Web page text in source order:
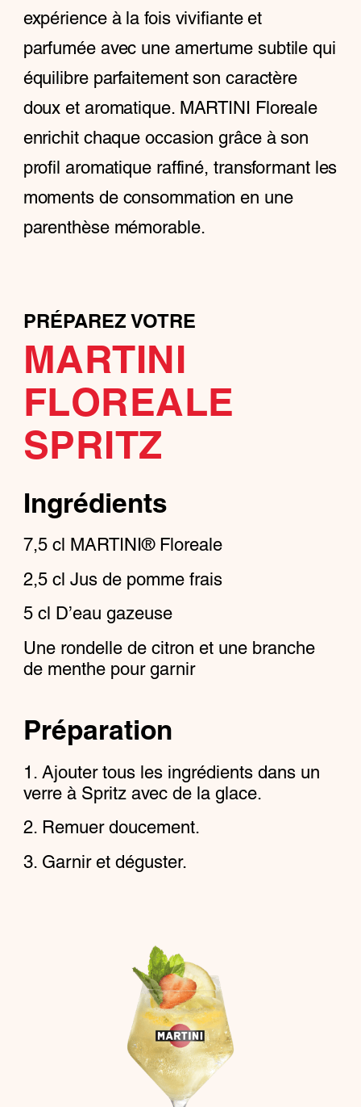
expérience à la fois vivifiante et
parfumée avec une amertume subtile qui
équilibre parfaitement son caractère
doux et aromatique. MARTINI Floreale
enrichit chaque occasion grâce à son
profil aromatique raffiné, transformant les
moments de consommation en une
parenthèse mémorable.
PRÉPAREZ VOTRE
MARTINI
FLOREALE
SPRITZ
Ingrédients
7,5 cl MARTINI® Floreale
2,5 cl Jus de pomme frais
5 cl D’eau gazeuse
Une rondelle de citron et une branche
de menthe pour garnir
Préparation
Ajouter tous les ingrédients dans un
verre à Spritz avec de la glace.
Remuer doucement.
Garnir et déguster.